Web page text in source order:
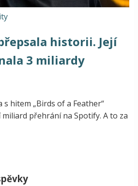
historii. Její
3 miliardy
s hitem „Birds of a Feather“
přehrání na Spotify. A to za